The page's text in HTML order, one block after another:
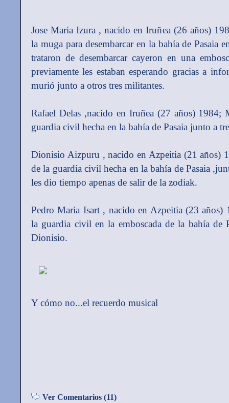
Jose Maria Izura , nacido en Iruñea (26 años)
la muga para desembarcar en la bahía de Pasaia
trataron de desembarcar cayeron en una
previamente les estaban esperando gracias a
murió junto a otros tres militantes.
Rafael Delas ,nacido en Iruñea (27 años) 1984;
guardia civil hecha en la bahía de Pasaia junto a
Dionisio Aizpuru , nacido en Azpeitia (21 años)
de la guardia civil hecha en la bahía de Pasaia
les dio tiempo apenas de salir de la zodiak.
Pedro Maria Isart , nacido en Azpeitia (23
la guardia civil en la emboscada de la bahía de
Dionisio.
Y cómo no...el recuerdo musical
Ver Comentarios (11)